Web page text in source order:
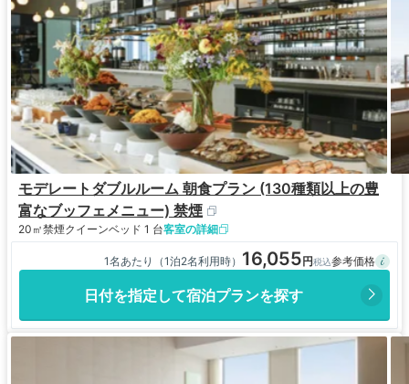
モデレートダブルルーム 朝食プラン (130種類以上の豊
富なブッフェメニュー) 禁煙
20㎡禁煙クイーンベッド 1 台客室の詳細
1名あたり（1泊2名利用時） 16,055
日付を指定して宿泊プランを探す